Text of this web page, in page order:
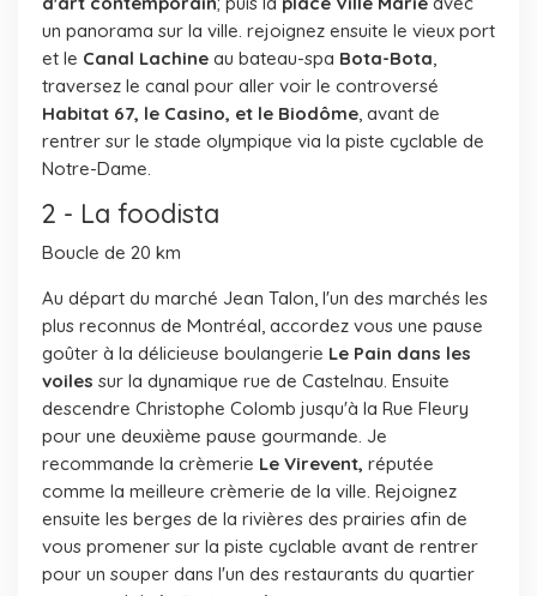
un panorama sur la ville. rejoignez ensuite le vieux port
et le Canal Lachine au bateau-spa Bota-Bota,
traversez le canal pour aller voir le controversé
Habitat 67, le Casino, et le Biodôme, avant de
rentrer sur le stade olympique via la piste cyclable de
Notre-Dame.
2 - La foodista
Boucle de 20 km
Au départ du marché Jean Talon, l'un des marchés les
plus reconnus de Montréal, accordez vous une pause
goûter à la délicieuse boulangerie Le Pain dans les
voiles sur la dynamique rue de Castelnau. Ensuite
descendre Christophe Colomb jusqu'à la Rue Fleury
pour une deuxième pause gourmande. Je
recommande la crèmerie Le Virevent, réputée
comme la meilleure crèmerie de la ville. Rejoignez
ensuite les berges de la rivières des prairies afin de
vous promener sur la piste cyclable avant de rentrer
pour un souper dans l'un des restaurants du quartier